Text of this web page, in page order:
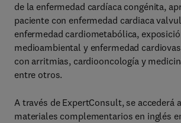
de la enfermedad cardíaca congénita,
paciente con enfermedad cardiaca
enfermedad cardiometabólica,
medioambiental y enfermedad
con arritmias, cardiooncología y
entre otros.
A través de ExpertConsult, se accederá
materiales complementarios en inglés